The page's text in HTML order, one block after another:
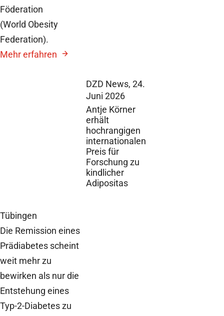
DZD News, 24.
Juni 2026
Antje Körner
erhält
hochrangigen
internationalen
Preis für
Forschung zu
kindlicher
Adipositas
Föderation
(World Obesity
Federation).
Mehr erfahren
Tübingen
Die Remission eines
Prädiabetes scheint
weit mehr zu
bewirken als nur die
Entstehung eines
Typ-2-Diabetes zu